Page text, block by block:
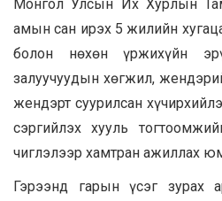
Монгол Улсын Их Хурлын
амын сан ирэх 5 жилийн
болон нөхөн үржихүйн
залуучуудын хөгжил,
жендэрт суурилсан
сэргийлэх хууль
чиглэлээр хамтран ажиллах
Гэрээнд гарын үсэг зурах